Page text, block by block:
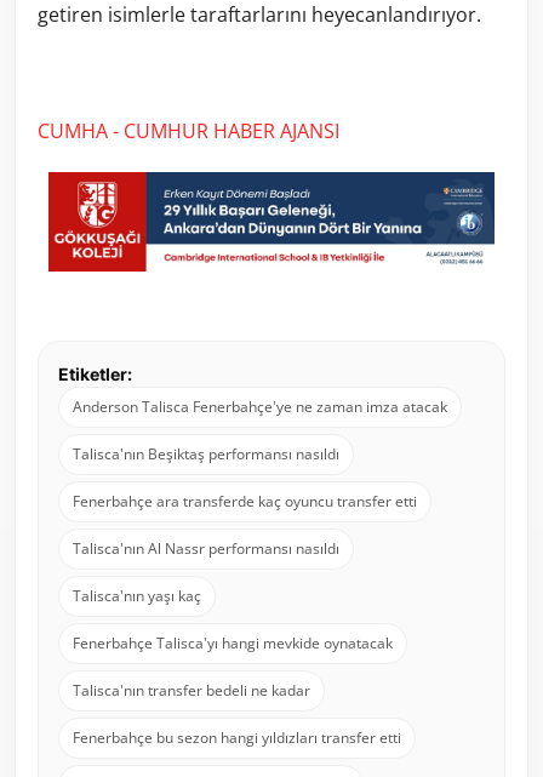
getiren isimlerle taraftarlarını heyecanlandırıyor.
CUMHA - CUMHUR HABER AJANSI
Etiketler:
Anderson Talisca Fenerbahçe'ye ne zaman imza atacak
Talisca'nın Beşiktaş performansı nasıldı
Fenerbahçe ara transferde kaç oyuncu transfer etti
Talisca'nın Al Nassr performansı nasıldı
Talisca'nın yaşı kaç
Fenerbahçe Talisca'yı hangi mevkide oynatacak
Talisca'nın transfer bedeli ne kadar
Fenerbahçe bu sezon hangi yıldızları transfer etti